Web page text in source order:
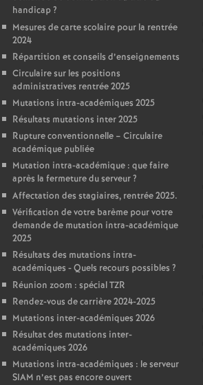
handicap?
Mesures de carte scolaire pour la rentrée
2024
Répartition et conseils d’enseignements
Circulaire sur les positions
administratives rentrée 2025
Mutations intra-académiques 2025
Résultats mutations inter 2025
Rupture conventionnelle – Circulaire
académique publiée
Mutation intra-académique : que faire
après la fermeture du serveur?
Affectation des stagiaires, rentrée 2025.
Vérification de votre barème pour votre
demande de mutation intra-académique
2025
Résultats des mutations intra-
académiques - Quels recours possibles ?
Réunion zoom : spécial TZR
Rendez-vous de carrière 2024-2025
Mutations inter-académiques 2026
Résultat des mutations inter-
académiques 2026
Mutations intra-académiques : le serveur
SIAM n’est pas encore ouvert